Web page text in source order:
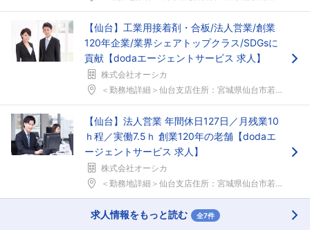
【仙台】工業用接着剤・合板/法人営業/創業
120年企業/業界シェアトップクラス/SDGsに
貢献【dodaエージェントサービス 求人】
株式会社オーシカ
＜勤務地詳細＞仙台支店住所：宮城県仙台市若林区土樋...
【仙台】法人営業 年間休日127日／月残業10
ｈ程／実働7.5ｈ 創業120年の老舗【dodaエ
ージェントサービス 求人】
株式会社オーシカ
＜勤務地詳細＞仙台支店住所：宮城県仙台市若林区土樋...
求人情報をもっと読む 全7件